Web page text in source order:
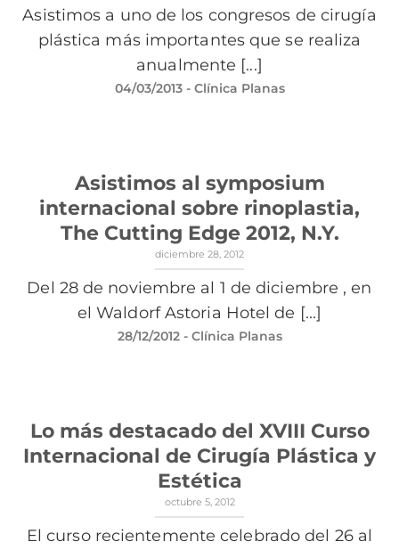
Asistimos a uno de los congresos de cirugía
plástica más importantes que se realiza
anualmente [...]
04/03/2013- Clínica Planas
Asistimos al symposium
internacional sobre rinoplastia,
The Cutting Edge 2012, N.Y.
diciembre 28, 2012
Del 28 de noviembre al 1 de diciembre , en
el Waldorf Astoria Hotel de [...]
28/12/2012- Clínica Planas
Lo más destacado del XVIII Curso
Internacional de Cirugía Plástica y
Estética
octubre 5, 2012
El curso recientemente celebrado del 26 al